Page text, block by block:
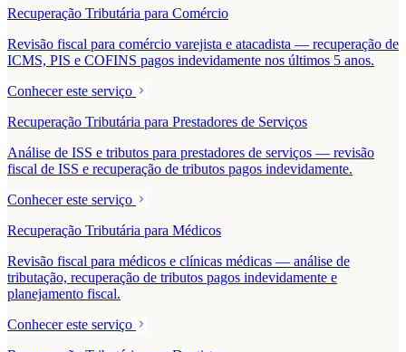
Recuperação Tributária para Comércio
Revisão fiscal para comércio varejista e atacadista — recuperação de
ICMS, PIS e COFINS pagos indevidamente nos últimos 5 anos.
Conhecer este serviço
Recuperação Tributária para Prestadores de Serviços
Análise de ISS e tributos para prestadores de serviços — revisão
fiscal de ISS e recuperação de tributos pagos indevidamente.
Conhecer este serviço
Recuperação Tributária para Médicos
Revisão fiscal para médicos e clínicas médicas — análise de
tributação, recuperação de tributos pagos indevidamente e
planejamento fiscal.
Conhecer este serviço